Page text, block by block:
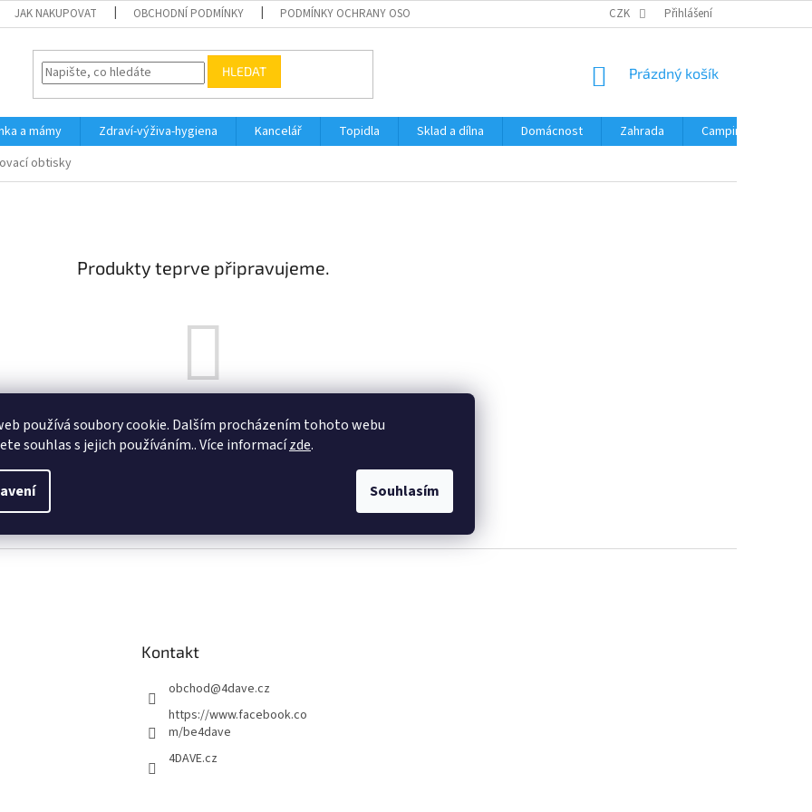
používá soubory cookie. Dalším procházením tohoto webu
souhlas s jejich používáním.. Více informacízde.
Souhlasím
JAK NAKUPOVAT OBCHODNÍ PODMÍNKY PODMÍNKY OCHRANY OSOBNÍCH ÚDAJŮ CZK Přihlášení
HLEDAT
NÁKUPNÍ
Prázdný košík
a mámy Zdraví-výživa-hygiena Kancelář Topidla Sklad a dílna Domácnost Zahrada Camping
obtisky
Produkty teprve připravujeme.
Můžete se ale podívat na ostatní kategorie.
Kontakt
obchod@4dave.cz
https://www.facebook.co
m/be4dave
4DAVE.cz